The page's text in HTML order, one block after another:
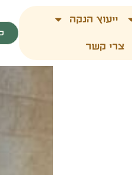
ייעוץ הנקה
צרי קשר